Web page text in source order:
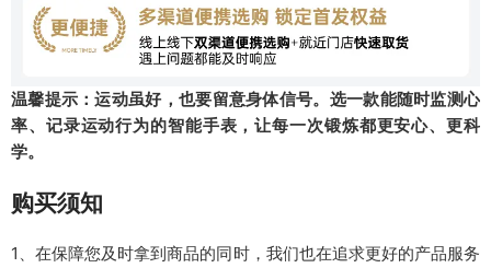
温馨提示：运动虽好，也要留意身体信号。选一款能随时监测心
率、记录运动行为的智能手表，让每一次锻炼都更安心、更科
学。
购买须知
1、在保障您及时拿到商品的同时，我们也在追求更好的产品服务